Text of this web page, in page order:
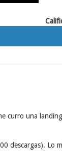
curro una
descargas). Lo